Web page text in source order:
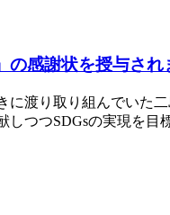
感謝状を授与され
渡り取り組んでいた
つつSDGsの実現を目